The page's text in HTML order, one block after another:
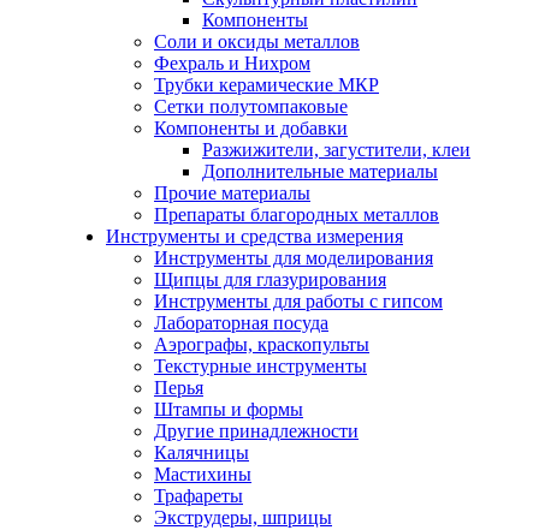
Компоненты
Соли и оксиды металлов
Фехраль и Нихром
Трубки керамические МКР
Сетки полутомпаковые
Компоненты и добавки
Разжижители, загустители, клеи
Дополнительные материалы
Прочие материалы
Препараты благородных металлов
Инструменты и средства измерения
Инструменты для моделирования
Щипцы для глазурирования
Инструменты для работы с гипсом
Лабораторная посуда
Аэрографы, краскопульты
Текстурные инструменты
Перья
Штампы и формы
Другие принадлежности
Калячницы
Мастихины
Трафареты
Экструдеры, шприцы